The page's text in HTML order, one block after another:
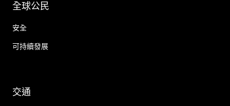
全球公民
安全
可持續發展
交通